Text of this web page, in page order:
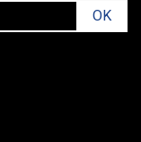
OK